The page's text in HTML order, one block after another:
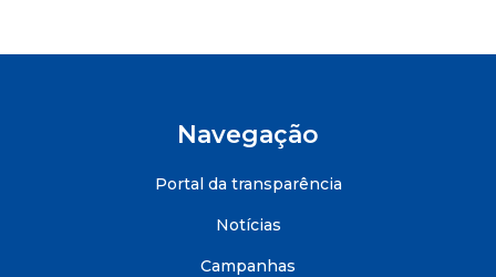
Navegação
Portal da transparência
Notícias
Campanhas